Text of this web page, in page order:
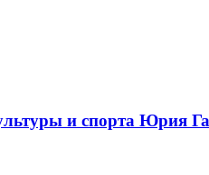
и спорта Юрия